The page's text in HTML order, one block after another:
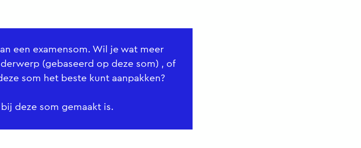
een examensom. Wil je wat meer
(gebaseerd op deze som) , of
som het beste kunt aanpakken?
deze som gemaakt is.